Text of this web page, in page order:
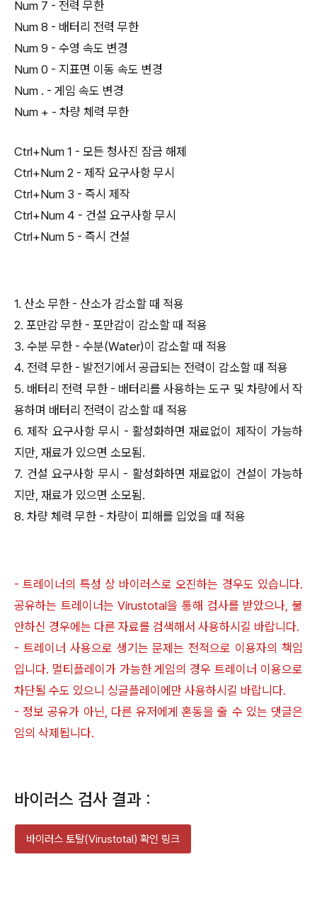
Num 7 - 전력 무한
Num 8 - 배터리 전력 무한
Num 9 - 수영 속도 변경
Num 0 - 지표면 이동 속도 변경
Num . - 게임 속도 변경
Num + - 차량 체력 무한
Ctrl+Num 1 - 모든 청사진 잠금 해제
Ctrl+Num 2 - 제작 요구사항 무시
Ctrl+Num 3 - 즉시 제작
Ctrl+Num 4 - 건설 요구사항 무시
Ctrl+Num 5 - 즉시 건설
1. 산소 무한 - 산소가 감소할 때 적용
2. 포만감 무한 - 포만감이 감소할 때 적용
3. 수분 무한 - 수분(Water)이 감소할 때 적용
4. 전력 무한 - 발전기에서 공급되는 전력이 감소할 때 적용
5. 배터리 전력 무한 - 배터리를 사용하는 도구 및 차량에서 작
용하며 배터리 전력이 감소할 때 적용
6. 제작 요구사항 무시 - 활성화하면 재료없이 제작이 가능하
지만, 재료가 있으면 소모됨.
7. 건설 요구사항 무시 - 활성화하면 재료없이 건설이 가능하
지만, 재료가 있으면 소모됨.
8. 차량 체력 무한 - 차량이 피해를 입었을 때 적용
- 트레이너의 특성 상 바이러스로 오진하는 경우도 있습니다.
공유하는 트레이너는 Virustotal을 통해 검사를 받았으나, 불
안하신 경우에는 다른 자료를 검색해서 사용하시길 바랍니다.
- 트레이너 사용으로 생기는 문제는 전적으로 이용자의 책임
입니다. 멀티플레이가 가능한 게임의 경우 트레이너 이용으로
차단될 수도 있으니 싱글플레이에만 사용하시길 바랍니다.
- 정보 공유가 아닌, 다른 유저에게 혼동을 줄 수 있는 댓글은
임의 삭제됩니다.
바이러스 검사 결과 :
바이러스 토탈(Virustotal) 확인 링크